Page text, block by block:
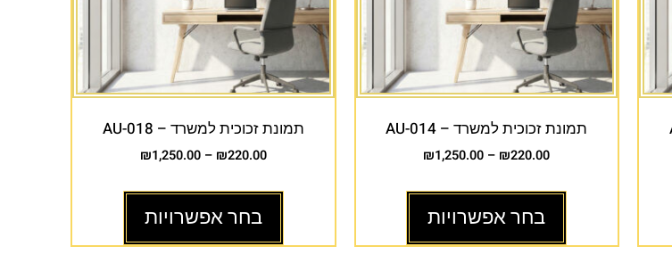
תמונת זכוכית למשרד – AU-014
₪220.00
–
₪1,250.00
בחר אפשרויות
תמונת זכוכית למשרד – AU-018
₪220.00
–
₪1,250.00
בחר אפשרויות